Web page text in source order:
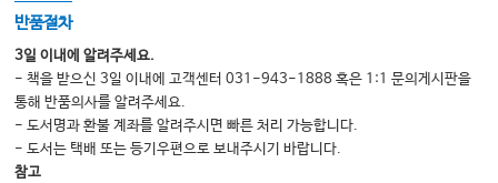
반품절차
3일 이내에 알려주세요.
- 책을 받으신 3일 이내에 고객센터 031-943-1888 혹은 1:1 문의게시판을
통해 반품의사를 알려주세요.
- 도서명과 환불 계좌를 알려주시면 빠른 처리 가능합니다.
- 도서는 택배 또는 등기우편으로 보내주시기 바랍니다.
참고